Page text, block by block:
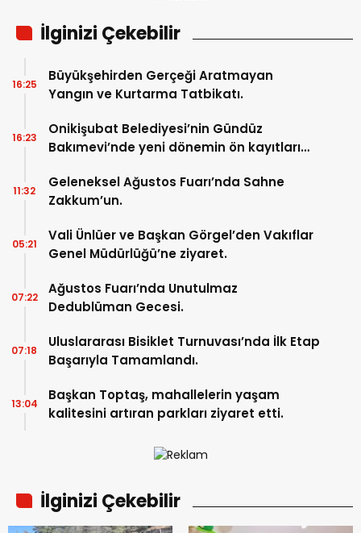
İlginizi Çekebilir
Büyükşehirden Gerçeği Aratmayan
Yangın ve Kurtarma Tatbikatı.
16:25
Onikişubat Belediyesi’nin Gündüz
Bakımevi’nde yeni dönemin ön kayıtları
16:23
Geleneksel Ağustos Fuarı’nda Sahne
Zakkum’un.
11:32
Vali Ünlüer ve Başkan Görgel’den Vakıflar
Genel Müdürlüğü’ne ziyaret.
05:21
Ağustos Fuarı’nda Unutulmaz
Dedublüman Gecesi.
07:22
Uluslararası Bisiklet Turnuvası’nda İlk Etap
Başarıyla Tamamlandı.
07:18
Başkan Toptaş, mahallelerin yaşam
kalitesini artıran parkları ziyaret etti.
13:04
İlginizi Çekebilir